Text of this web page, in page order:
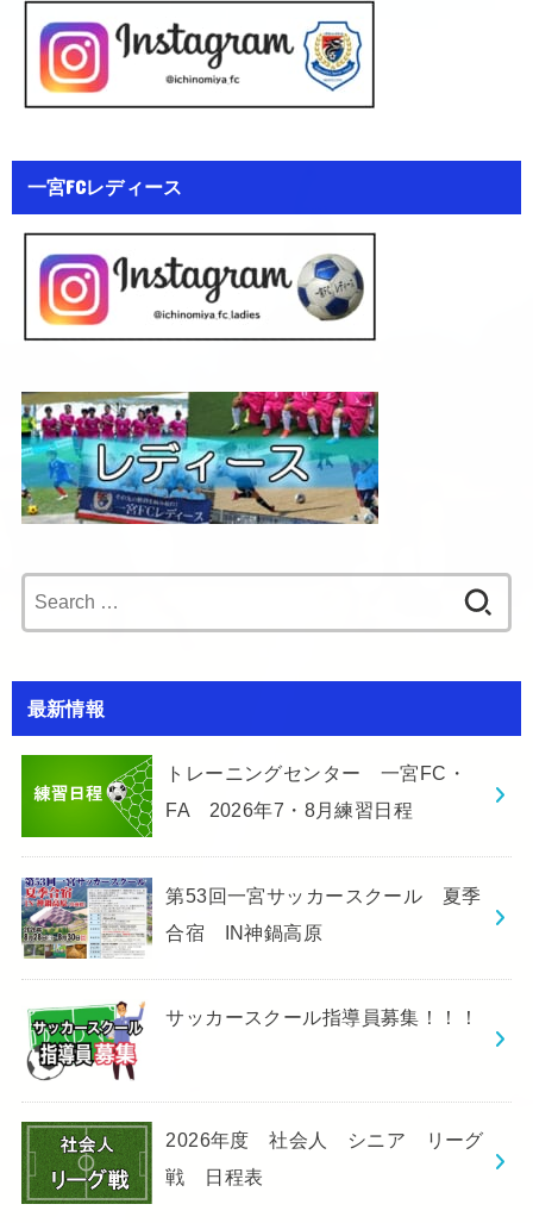
一宮FCレディース
for:
最新情報
トレーニングセンター 一宮FC・
FA 2026年7・8月練習日程
第53回一宮サッカースクール 夏季
合宿 IN神鍋高原
サッカースクール指導員募集！！！
2026年度 社会人 シニア リーグ
戦 日程表